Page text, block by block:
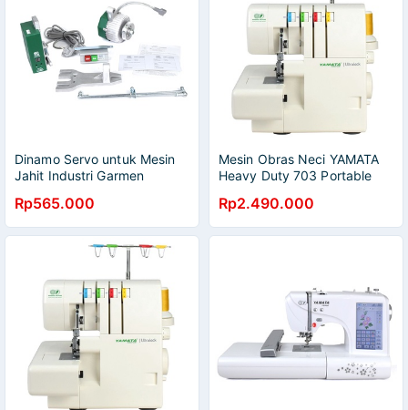
Dinamo Servo untuk Mesin
Jahit Industri Garmen
Heavy Duty
Rp565.000
Mesin Obras Neci YAMATA
Heavy Duty 703 Portable
Rp2.490.000